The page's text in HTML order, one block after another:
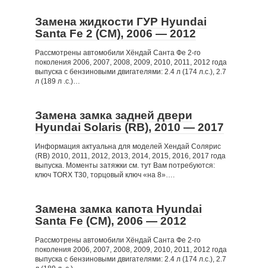
Замена жидкости ГУР Hyundai
Santa Fe 2 (CM), 2006 — 2012
Рассмотрены автомобили Хёндай Санта Фе 2-го
поколения 2006, 2007, 2008, 2009, 2010, 2011, 2012 года
выпуска с бензиновыми двигателями: 2.4 л (174 л.с.), 2.7
л (189 л .с.)…
Замена замка задней двери
Hyundai Solaris (RB), 2010 — 2017
Информация актуальна для моделей Хендай Солярис
(RB) 2010, 2011, 2012, 2013, 2014, 2015, 2016, 2017 года
выпуска. Моменты затяжки см. тут Вам потребуются:
ключ TORX T30, торцовый ключ «на 8»….
Замена замка капота Hyundai
Santa Fe (CM), 2006 — 2012
Рассмотрены автомобили Хёндай Санта Фе 2-го
поколения 2006, 2007, 2008, 2009, 2010, 2011, 2012 года
выпуска с бензиновыми двигателями: 2.4 л (174 л.с.), 2.7